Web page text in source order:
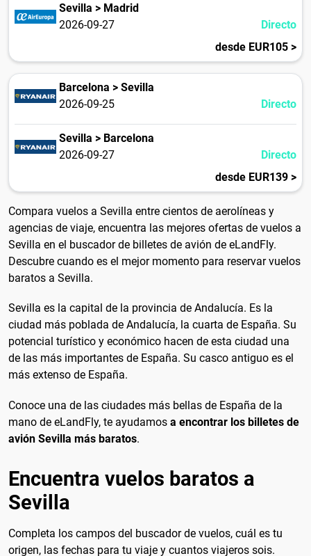
Sevilla > Madrid
2026-09-27
Directo
desde EUR105 >
Barcelona > Sevilla
2026-09-25
Directo
Sevilla > Barcelona
2026-09-27
Directo
desde EUR139 >
Compara vuelos a Sevilla entre cientos de aerolíneas y
agencias de viaje, encuentra las mejores ofertas de vuelos a
Sevilla en el buscador de billetes de avión de eLandFly.
Descubre cuando es el mejor momento para reservar vuelos
baratos a Sevilla.
Sevilla es la capital de la provincia de Andalucía. Es la
ciudad más poblada de Andalucía, la cuarta de España. Su
potencial turístico y económico hacen de esta ciudad una
de las más importantes de España. Su casco antiguo es el
más extenso de España.
Conoce una de las ciudades más bellas de España de la
mano de eLandFly, te ayudamos a encontrar los billetes de
avión Sevilla más baratos.
Encuentra vuelos baratos a
Sevilla
Completa los campos del buscador de vuelos, cuál es tu
origen, las fechas para tu viaje y cuantos viajeros sois.